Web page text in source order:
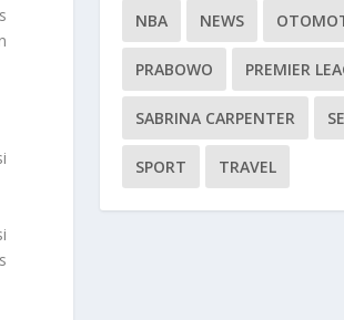
NBA NEWS
PRABOWO PREMIER
SABRINA CARPENTER
SPORT TRAVEL